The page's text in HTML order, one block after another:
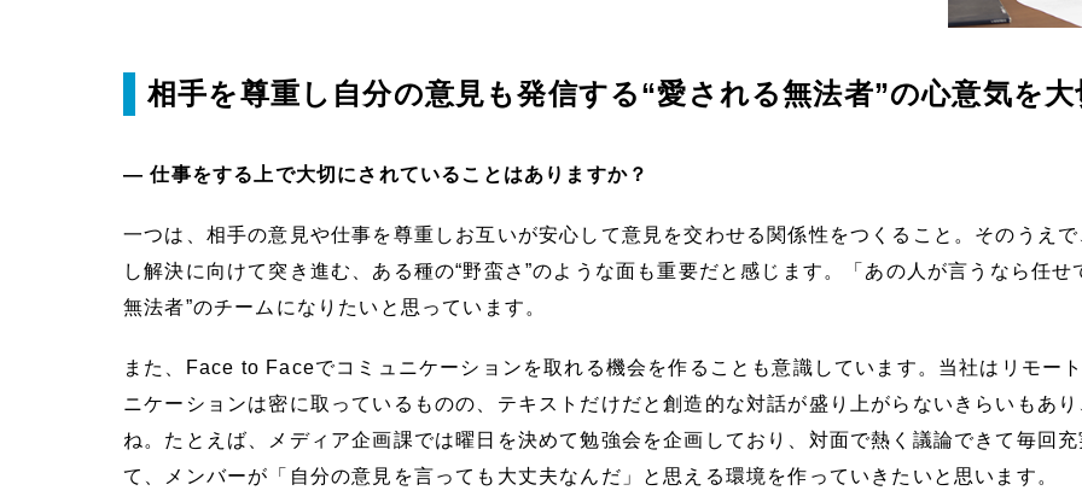
相手を尊重し自分の意見も発信する“愛される無法者”の心意気を
― 仕事をする上で大切にされていることはありますか？
一つは、相手の意見や仕事を尊重しお互いが安心して意見を交わせる関係性をつくること。そのうえ
し解決に向けて突き進む、ある種の“野蛮さ”のような面も重要だと感じます。「あの人が言うなら任
無法者”のチームになりたいと思っています。
また、Face to Faceでコミュニケーションを取れる機会を作ることも意識しています。当社はリモー
ニケーションは密に取っているものの、テキストだけだと創造的な対話が盛り上がらないきらいもあ
ね。たとえば、メディア企画課では曜日を決めて勉強会を企画しており、対面で熱く議論できて毎回
て、メンバーが「自分の意見を言っても大丈夫なんだ」と思える環境を作っていきたいと思います。